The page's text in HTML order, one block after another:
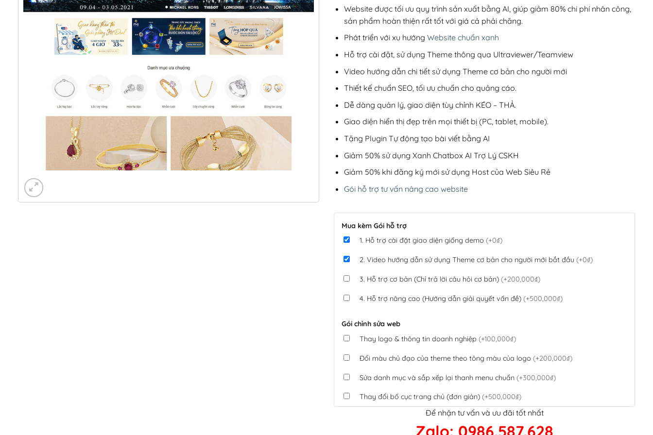
220,000₫.
Website được tối ưu quy trình sản xuất bằng AI, giúp giảm 80% chi phí nhân công,
sản phẩm hoàn thiện rất tốt với giá cả phải chăng.
Phát triển với xu hướng Website chuẩn xanh
Hỗ trợ cài đặt, sử dụng Theme thông qua Ultraviewer/Teamview
Video hướng dẫn chi tiết sử dụng Theme cơ bản cho người mới
Thiết kế chuẩn SEO, tối ưu chuẩn cho quảng cáo.
Dễ dàng quản lý, giao diện tùy chỉnh KÉO – THẢ.
Giao diện hiển thị đẹp trên mọi thiết bị (PC, tablet, mobile).
Tặng Plugin Tự động tạo bài viết bằng AI
Giảm 50% sử dụng Xanh Chatbox AI Trợ Lý CSKH
Giảm 50% khi đăng ký mới sử dụng Host của Web Siêu Rẻ
Gói hỗ trợ tư vấn nâng cao website
Mua kèm Gói hỗ trợ
1. Hỗ trợ cài đặt giao diện giống demo (+0₫)
2. Video hướng dẫn sử dụng Theme cơ bản cho người mới bắt đầu (+0₫)
3. Hỗ trợ cơ bản (Chỉ trả lời câu hỏi cơ bản) (+200,000₫)
4. Hỗ trợ nâng cao (Hướng dẫn giải quyết vấn đề) (+500,000₫)
Gói chỉnh sửa web
Thay logo & thông tin doanh nghiệp (+100,000₫)
Đổi màu chủ đạo của theme theo tông màu của logo (+200,000₫)
Sửa danh mục và sắp xếp lại thanh menu chuẩn (+300,000₫)
Thay đổi bố cục trang chủ (đơn giản) (+500,000₫)
Tích hợp thanh toán QR Code ngân hàng(+100,000₫)
Để nhận tư vấn và ưu đãi tốt nhất
Zalo: 0986.587.628